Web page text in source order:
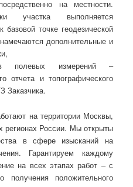
на местности.
участка выполняется
базовой точке геодезической
дополнительные и
полевых измерений –
отчета и топографического
Заказчика.
на территории Москвы,
регионах России. Мы открыты
в сфере изысканий на
Гарантируем каждому
на всех этапах работ – с
положительного